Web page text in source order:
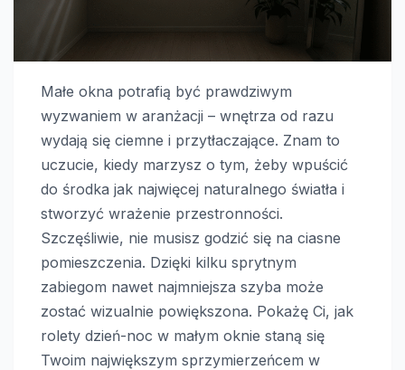
Małe okna potrafią być prawdziwym
wyzwaniem w aranżacji – wnętrza od razu
wydają się ciemne i przytłaczające. Znam to
uczucie, kiedy marzysz o tym, żeby wpuścić
do środka jak najwięcej naturalnego światła i
stworzyć wrażenie przestronności.
Szczęśliwie, nie musisz godzić się na ciasne
pomieszczenia. Dzięki kilku sprytnym
zabiegom nawet najmniejsza szyba może
zostać wizualnie powiększona. Pokażę Ci, jak
rolety dzień-noc w małym oknie staną się
Twoim największym sprzymierzeńcem w